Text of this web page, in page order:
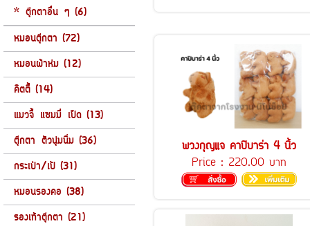
* ตุ๊กตาอื่น ๆ (6)
หมอนตุ๊กตา (72)
หมอนผ้าห่ม (12)
คิตตี้ (14)
แมวจี้ แซมมี่ เป็ด (13)
ตุ๊กตา ตัวนุ่มนิ่ม (36)
กระเป๋า/เป้ (31)
หมอนรองคอ (38)
รองเท้าตุ๊กตา (21)
พวงกุญแจ คาปิบาร่า 4 นิ้ว
Price : 220.00 บาท